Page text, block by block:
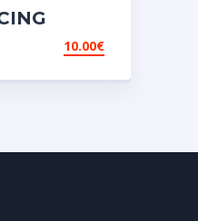
10.00€